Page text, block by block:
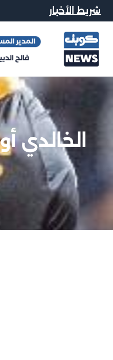
شريط الأخبار